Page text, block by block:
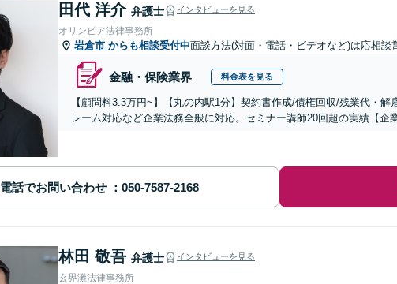
田代 洋介 弁護士 インタビューを見る
オリンピア法律事務所
岩倉市 からも相談受付中面談方法(対面・電話・ビデオなど)は応相談
金融・保険業界 料金表を見る
【顧問料3.3万円~】【丸の内駅1分】契約書作成/債権回収/残業代・
レーム対応など企業法務全般に対応。セミナー講師20回超の実績【企
電話でお問い合わせ
林田 敬吾 弁護士 インタビューを見る
玄界灘法律事務所